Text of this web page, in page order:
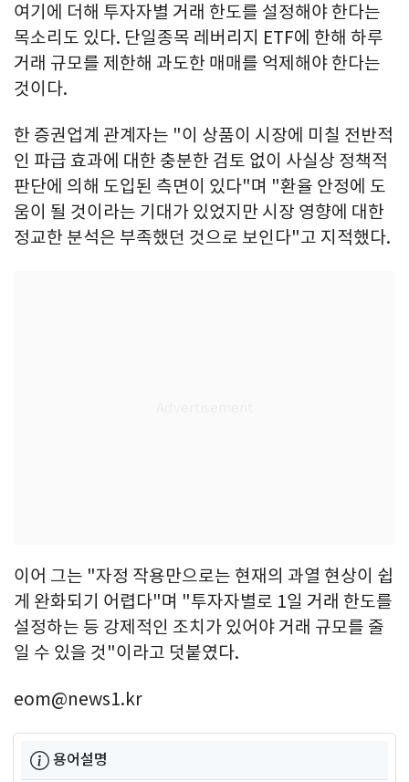
여기에 더해 투자자별 거래 한도를 설정해야 한다는
목소리도 있다. 단일종목 레버리지 ETF에 한해 하루
거래 규모를 제한해 과도한 매매를 억제해야 한다는
것이다.
한 증권업계 관계자는 "이 상품이 시장에 미칠 전반적
인 파급 효과에 대한 충분한 검토 없이 사실상 정책적
판단에 의해 도입된 측면이 있다"며 "환율 안정에 도
움이 될 것이라는 기대가 있었지만 시장 영향에 대한
정교한 분석은 부족했던 것으로 보인다"고 지적했다.
이어 그는 "자정 작용만으로는 현재의 과열 현상이 쉽
게 완화되기 어렵다"며 "투자자별로 1일 거래 한도를
설정하는 등 강제적인 조치가 있어야 거래 규모를 줄
일 수 있을 것"이라고 덧붙였다.
eom@news1.kr
용어설명